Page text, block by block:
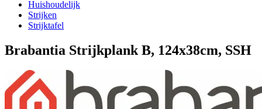
Huishoudelijk
Strijken
Strijktafel
Brabantia Strijkplank B, 124x38cm, SSH